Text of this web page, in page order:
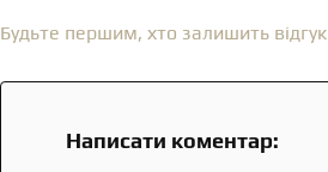
Будьте першим, хто залишить відгук
Написати коментар: